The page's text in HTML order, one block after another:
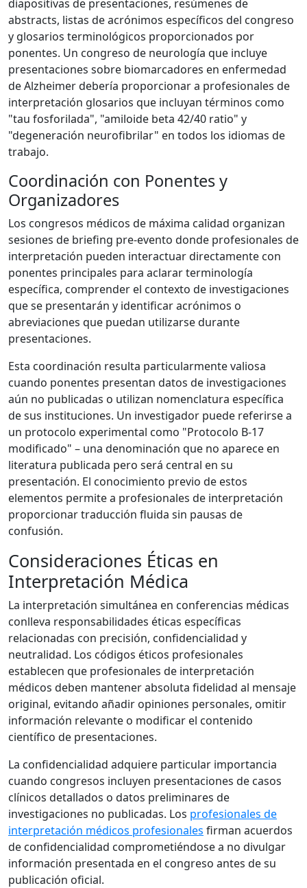
diapositivas de presentaciones, resúmenes de
abstracts, listas de acrónimos específicos del congreso
y glosarios terminológicos proporcionados por
ponentes. Un congreso de neurología que incluye
presentaciones sobre biomarcadores en enfermedad
de Alzheimer debería proporcionar a profesionales de
interpretación glosarios que incluyan términos como
"tau fosforilada", "amiloide beta 42/40 ratio" y
"degeneración neurofibrilar" en todos los idiomas de
trabajo.
Coordinación con Ponentes y
Organizadores
Los congresos médicos de máxima calidad organizan
sesiones de briefing pre-evento donde profesionales de
interpretación pueden interactuar directamente con
ponentes principales para aclarar terminología
específica, comprender el contexto de investigaciones
que se presentarán y identificar acrónimos o
abreviaciones que puedan utilizarse durante
presentaciones.
Esta coordinación resulta particularmente valiosa
cuando ponentes presentan datos de investigaciones
aún no publicadas o utilizan nomenclatura específica
de sus instituciones. Un investigador puede referirse a
un protocolo experimental como "Protocolo B-17
modificado" – una denominación que no aparece en
literatura publicada pero será central en su
presentación. El conocimiento previo de estos
elementos permite a profesionales de interpretación
proporcionar traducción fluida sin pausas de
confusión.
Consideraciones Éticas en
Interpretación Médica
La interpretación simultánea en conferencias médicas
conlleva responsabilidades éticas específicas
relacionadas con precisión, confidencialidad y
neutralidad. Los códigos éticos profesionales
establecen que profesionales de interpretación
médicos deben mantener absoluta fidelidad al mensaje
original, evitando añadir opiniones personales, omitir
información relevante o modificar el contenido
científico de presentaciones.
La confidencialidad adquiere particular importancia
cuando congresos incluyen presentaciones de casos
clínicos detallados o datos preliminares de
investigaciones no publicadas. Los profesionales de
interpretación médicos profesionales firman acuerdos
de confidencialidad comprometiéndose a no divulgar
información presentada en el congreso antes de su
publicación oficial.